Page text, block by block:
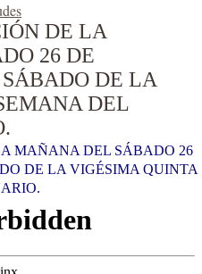
DE LA
26 DE
DE LA
DEL
MAÑANA DEL SÁBADO 26
DE LA VIGÉSIMA QUINTA